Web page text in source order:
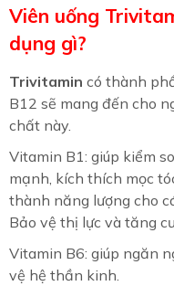
Viên uống
dụng gì?
Trivitamin có thành
B12 sẽ mang đến cho
chất này.
Vitamin B1: giúp kiểm
mạnh, kích thích mọc
thành năng lượng cho
Bảo vệ thị lực và tăng
Vitamin B6: giúp ngăn
vệ hệ thần kinh.